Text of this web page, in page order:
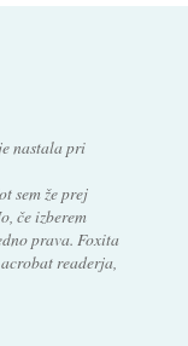
nastala pri
sem že prej
če izberem
prava. Foxita
readerja,